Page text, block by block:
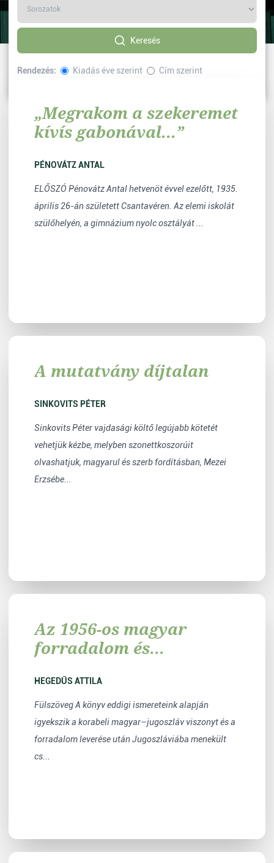
Keresés
Rendezés: Kiadás éve szerint
Cím szerint
„Megrakom a szekeremet
kívís gabonával...”
PÉNOVÁTZ ANTAL
ELŐSZÓ Pénovátz Antal hetvenöt évvel ezelőtt, 1935.
április 26-án született Csantavéren. Az elemi iskolát
szülőhelyén, a gimnázium nyolc osztályát ...
A mutatvány díjtalan
SINKOVITS PÉTER
Sinkovits Péter vajdasági költő legújabb kötetét
vehetjük kézbe, melyben szonettkoszorúit
olvashatjuk, magyarul és szerb fordításban, Mezei
Erzsébe...
Az 1956-os magyar
forradalom és
HEGEDŰS ATTILA
Fülszöveg A könyv eddigi ismereteink alapján
igyekszik a korabeli magyar–jugoszláv viszonyt és a
forradalom leverése után Jugoszláviába menekült
cs...